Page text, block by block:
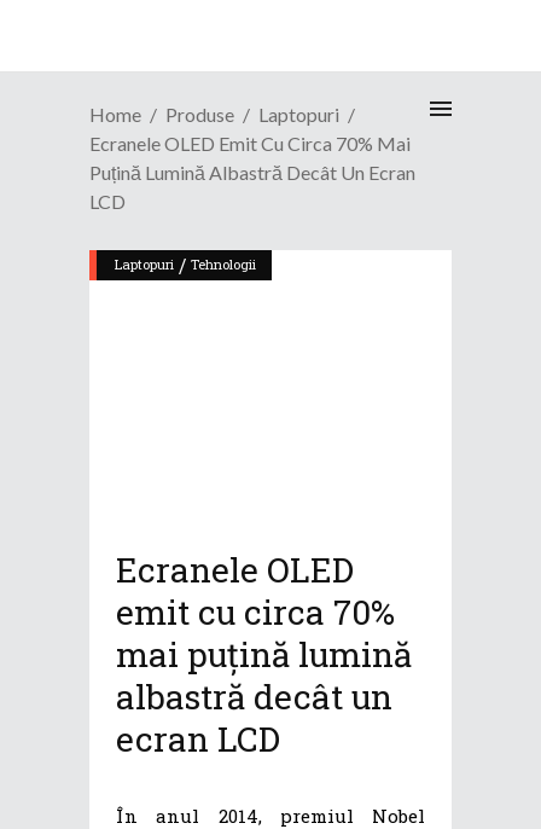
Home Produse
Laptopuri
Ecranele OLED Emit Cu Circa 70% Mai
Puțină Lumină Albastră Decât Un Ecran
LCD
Laptopuri / Tehnologii
Ecranele OLED
emit cu circa 70%
mai puțină lumină
albastră decât un
ecran LCD
În anul 2014, premiul Nobel